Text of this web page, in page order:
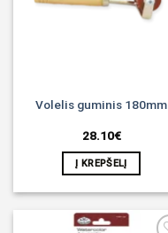
Volelis guminis 180mm
28.10€
Į KREPŠELĮ